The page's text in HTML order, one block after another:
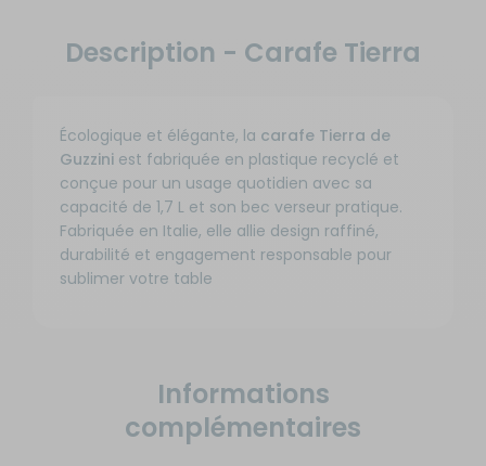
stock
algue
Référence
: RG-
917547
Coloris :
Vert
Prix :
20,90
€
Livraison à
Domicile
Disponible en
livraison : En
stock
Description - Carafe Tierra
Écologique et élégante, la carafe Tierra de
Guzzini est fabriquée en plastique recyclé et
conçue pour un usage quotidien avec sa
capacité de 1,7 L et son bec verseur pratique.
Fabriquée en Italie, elle allie design raffiné,
durabilité et engagement responsable pour
sublimer votre table
Informations
complémentaires